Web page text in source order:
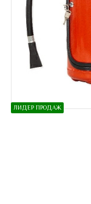
ЛИДЕР ПРОДАЖ